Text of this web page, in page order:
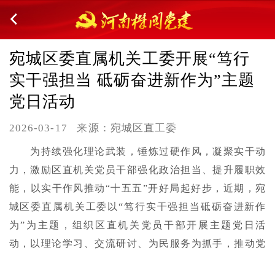
宛城区委直属机关工委开展“笃行
实干强担当 砥砺奋进新作为”主题
党日活动
2026-03-17 来源：宛城区直工委
为持续强化理论武装，锤炼过硬作风，凝聚实干动
力，激励区直机关党员干部强化政治担当、提升履职效
能，以实干作风推动“十五五”开好局起好步，近期，宛
城区委直属机关工委以“笃行实干强担当砥砺奋进新作
为”为主题，组织区直机关党员干部开展主题党日活
动，以理论学习、交流研讨、为民服务为抓手，推动党